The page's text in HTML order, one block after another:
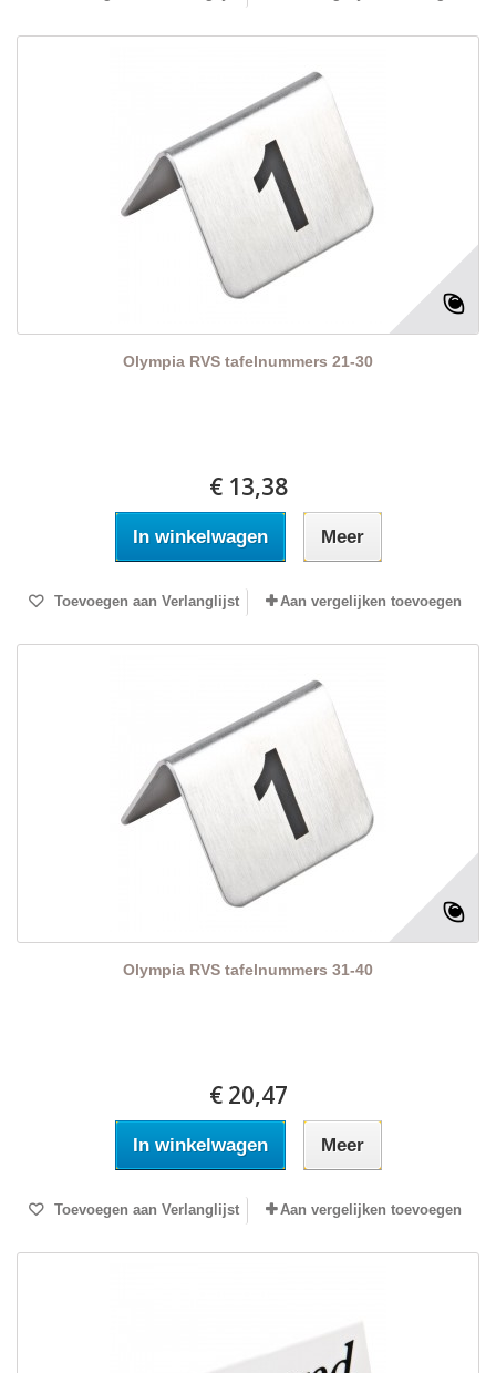
Olympia RVS tafelnummers 21-30
€ 13,38
In winkelwagen Meer
Toevoegen aan Verlanglijst Aan vergelijken toevoegen
Olympia RVS tafelnummers 31-40
€ 20,47
In winkelwagen Meer
Toevoegen aan Verlanglijst Aan vergelijken toevoegen